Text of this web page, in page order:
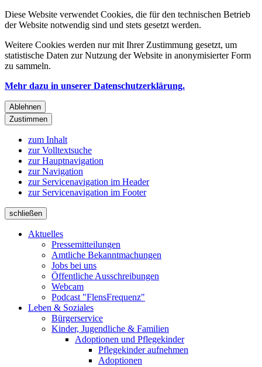
Diese Website verwendet Cookies, die für den technischen Betrieb
der Website notwendig sind und stets gesetzt werden.
Weitere Cookies werden nur mit Ihrer Zustimmung gesetzt, um
statistische Daten zur Nutzung der Website in anonymisierter Form
zu sammeln.
Mehr dazu in unserer Datenschutzerklärung.
Ablehnen
Zustimmen
zum Inhalt
zur Volltextsuche
zur Hauptnavigation
zur Navigation
zur Servicenavigation im Header
zur Servicenavigation im Footer
schließen
Aktuelles
Pressemitteilungen
Amtliche Bekanntmachungen
Jobs bei uns
Öffentliche Ausschreibungen
Webcam
Podcast "FlensFrequenz"
Leben & Soziales
Bürgerservice
Kinder, Jugendliche & Familien
Adoptionen und Pflegekinder
Pflegekinder aufnehmen
Adoptionen